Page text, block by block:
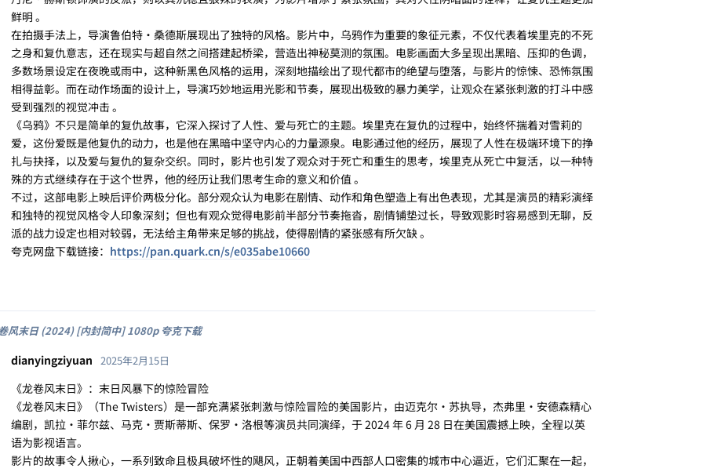
鲜明 。
在拍摄手法上，导演鲁伯特・桑德斯展现出了独特的风格。影片中，乌鸦作为重要的象征元素，不仅代表着埃里克的不死
之身和复仇意志，还在现实与超自然之间搭建起桥梁，营造出神秘莫测的氛围。电影画面大多呈现出黑暗、压抑的色调，
多数场景设定在夜晚或雨中，这种新黑色风格的运用，深刻地描绘出了现代都市的绝望与堕落，与影片的惊悚、恐怖氛围
相得益彰。而在动作场面的设计上，导演巧妙地运用光影和节奏，展现出极致的暴力美学，让观众在紧张刺激的打斗中感
受到强烈的视觉冲击 。
《乌鸦》不只是简单的复仇故事，它深入探讨了人性、爱与死亡的主题。埃里克在复仇的过程中，始终怀揣着对雪莉的
爱，这份爱既是他复仇的动力，也是他在黑暗中坚守内心的力量源泉。电影通过他的经历，展现了人性在极端环境下的挣
扎与抉择，以及爱与复仇的复杂交织。同时，影片也引发了观众对于死亡和重生的思考，埃里克从死亡中复活，以一种特
殊的方式继续存在于这个世界，他的经历让我们思考生命的意义和价值 。
不过，这部电影上映后评价两极分化。部分观众认为电影在剧情、动作和角色塑造上有出色表现，尤其是演员的精彩演绎
和独特的视觉风格令人印象深刻；但也有观众觉得电影前半部分节奏拖沓，剧情铺垫过长，导致观影时容易感到无聊，反
派的战力设定也相对较弱，无法给主角带来足够的挑战，使得剧情的紧张感有所欠缺 。
夸克网盘下载链接： https://pan.quark.cn/s/e035abe10660
风末日 (2024) [内封简中] 1080p 夸克下载
dianyingziyuan 2025年2月15日
《龙卷风末日》：末日风暴下的惊险冒险
《龙卷风末日》（The Twisters）是一部充满紧张刺激与惊险冒险的美国影片，由迈克尔・苏执导，杰弗里・安德森精心
编剧，凯拉・菲尔兹、马克・贾斯蒂斯、保罗・洛根等演员共同演绎，于 2024 年 6 月 28 日在美国震撼上映，全程以英
语为影视语言。
影片的故事令人揪心，一系列致命且极具破坏性的飓风，正朝着美国中西部人口密集的城市中心逼近，它们汇聚在一起，